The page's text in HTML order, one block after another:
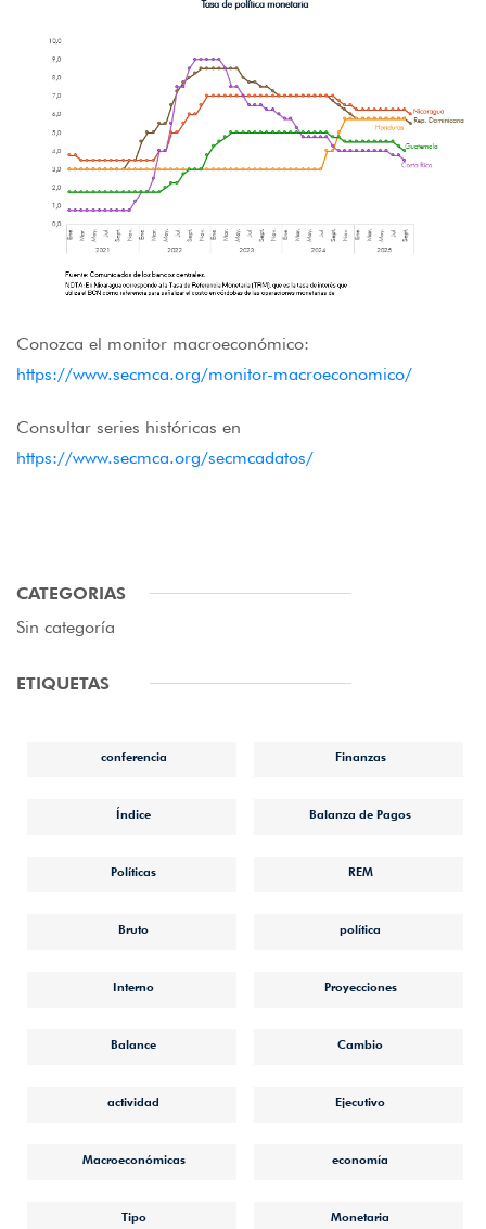
Conozca el monitor macroeconómico:
https://www.secmca.org/monitor-macroeconomico/
Consultar series históricas en
https://www.secmca.org/secmcadatos/
CATEGORIAS
Sin categoría
ETIQUETAS
conferencia Finanzas
Índice Balanza de Pagos
Políticas REM
Bruto política
Interno Proyecciones
Balance Cambio
actividad Ejecutivo
Macroeconómicas economía
Tipo Monetaria